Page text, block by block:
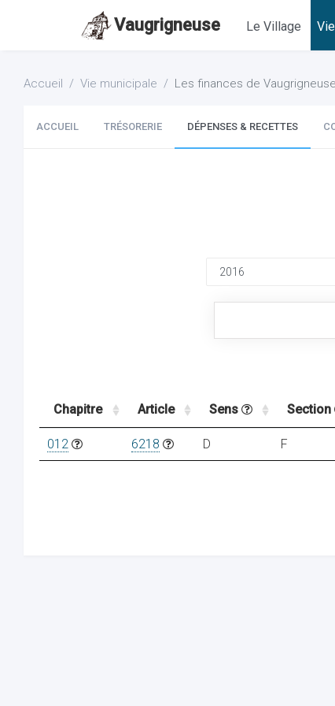
Vaugrigneuse Le Village
Accueil Vie municipale Les finances de Vaugrigneuse
ACCUEIL TRÉSORERIE DÉPENSES & RECETTES
Chapitre Article Sens Section
012 6218 D F